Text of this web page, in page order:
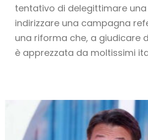
tentativo di delegittimare
indirizzare una campagna
una riforma che, a giudicare
è apprezzata da moltissimi